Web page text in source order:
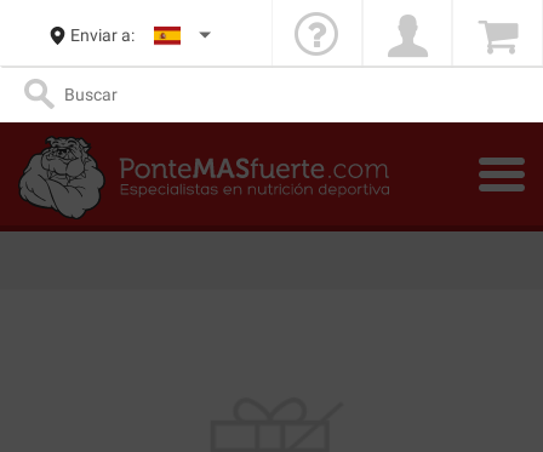
Enviar a: